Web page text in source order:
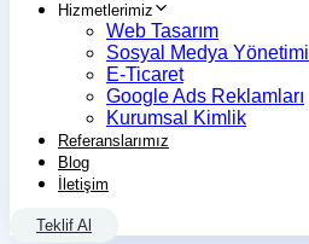
Hizmetlerimiz
Web Tasarım
Sosyal Medya Yönetimi
E-Ticaret
Google Ads Reklamları
Kurumsal Kimlik
Referanslarımız
Blog
İletişim
Teklif Al